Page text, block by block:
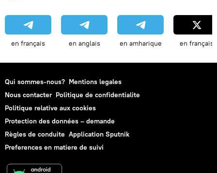
en français en anglais en amharique en français
Qui sommes-nous? Mentions legales
Nous contacter Politique de confidentialite
Politique relative aux cookies
Protection des données – demande
Règles de conduite Application Sputnik
Preferences en matiere de suivi